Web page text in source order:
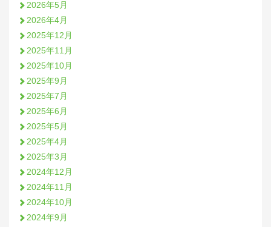
2026年5月
2026年4月
2025年12月
2025年11月
2025年10月
2025年9月
2025年7月
2025年6月
2025年5月
2025年4月
2025年3月
2024年12月
2024年11月
2024年10月
2024年9月